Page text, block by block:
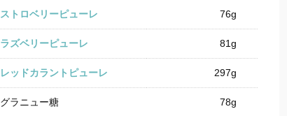
ストロベリーピューレ 76g
ラズベリーピューレ 81g
レッドカラントピューレ 297g
グラニュー糖 78g